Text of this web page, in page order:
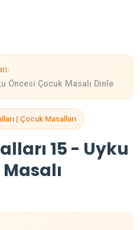
›
Öncesi Çocuk Masalı Dinle
| Çocuk Masalları
15 - Uyku